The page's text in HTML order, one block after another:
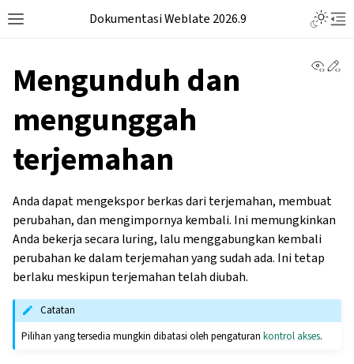
Dokumentasi Weblate 2026.9
Mengunduh dan
mengunggah
terjemahan
Anda dapat mengekspor berkas dari terjemahan, membuat
perubahan, dan mengimpornya kembali. Ini memungkinkan
Anda bekerja secara luring, lalu menggabungkan kembali
perubahan ke dalam terjemahan yang sudah ada. Ini tetap
berlaku meskipun terjemahan telah diubah.
Catatan
Pilihan yang tersedia mungkin dibatasi oleh pengaturankontrol akses.